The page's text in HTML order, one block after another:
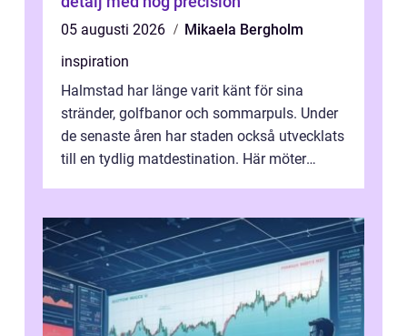
05 augusti 2026
Mikaela Bergholm
inspiration
Halmstad har länge varit känt för sina
stränder, golfbanor och sommarpuls. Under
de senaste åren har staden också utvecklats
till en tydlig matdestination. Här möter